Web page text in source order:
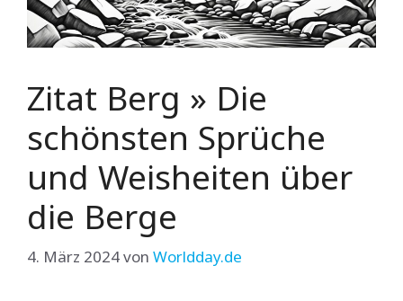
Zitat Berg » Die
schönsten Sprüche
und Weisheiten über
die Berge
4. März 2024von Worldday.de